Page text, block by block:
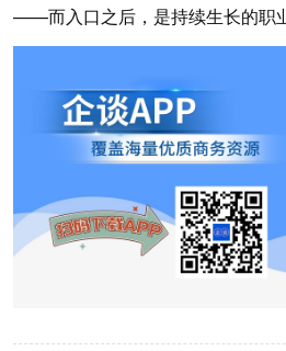
——而入口之后，是持续生长的职